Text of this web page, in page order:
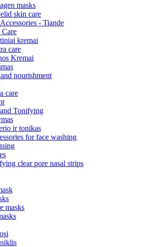
masks
skin care
- Tiande
kremai
care
Kremai
nourishment
care
Tonifying
ir tonikas
for face washing
clear pore nasal strips
masks